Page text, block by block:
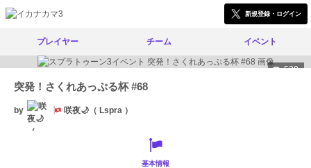
新規登録・ログイン
プレイヤー チーム イベント
530
突発！さくれあっぷる杯 #68
by 咲夜🌙（ Lspra ）
基本情報